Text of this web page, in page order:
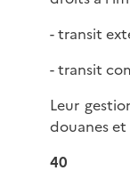
- transit
- transit
Leur
douanes
40